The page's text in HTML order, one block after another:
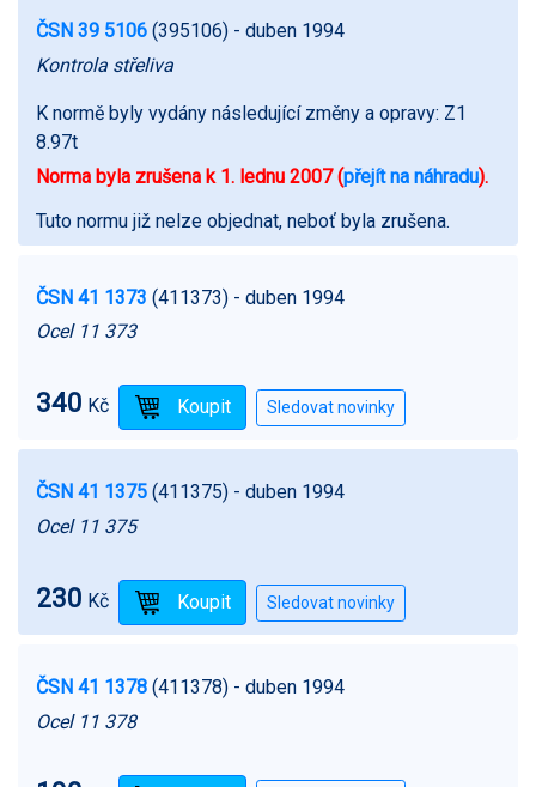
ČSN 39 5106 (395106) - duben 1994
Kontrola střeliva
K normě byly vydány následující změny a opravy: Z1
8.97t
Norma byla zrušena k 1. lednu 2007 (přejít na náhradu).
Tuto normu již nelze objednat, neboť byla zrušena.
ČSN 41 1373 (411373) - duben 1994
Ocel 11 373
340 Kč
ČSN 41 1375 (411375) - duben 1994
Ocel 11 375
230 Kč
ČSN 41 1378 (411378) - duben 1994
Ocel 11 378